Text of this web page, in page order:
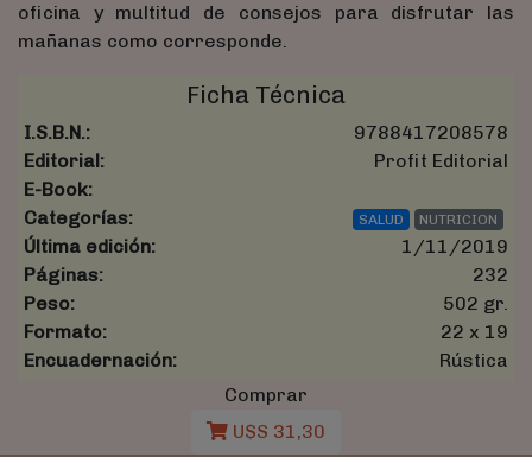
oficina y multitud de consejos para disfrutar las
mañanas como corresponde.
Ficha Técnica
I.S.B.N.:
9788417208578
Editorial:
Profit Editorial
E-Book:
Categorías:
SALUD NUTRICION
Última edición:
1/11/2019
Páginas:
232
Peso:
502 gr.
Formato:
22 x 19
Encuadernación:
Rústica
Comprar
U$S 31,30